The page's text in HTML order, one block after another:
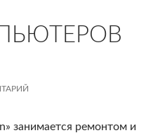
занимается ремонтом и